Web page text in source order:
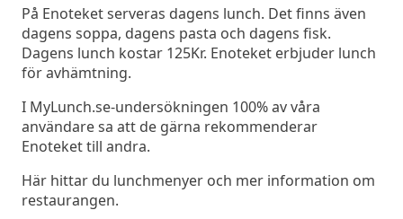
På Enoteket serveras dagens lunch. Det finns även
dagens soppa, dagens pasta och dagens fisk.
Dagens lunch kostar 125Kr. Enoteket erbjuder lunch
för avhämtning.
I MyLunch.se-undersökningen 100% av våra
användare sa att de gärna rekommenderar
Enoteket till andra.
Här hittar du lunchmenyer och mer information om
restaurangen.